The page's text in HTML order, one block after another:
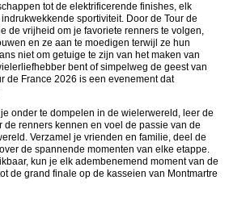
tot de elektrificerende finishes, elk
sportiviteit. Door de Tour de
de vrijheid om je favoriete renners te volgen,
en ze aan te moedigen terwijl ze hun
niet om getuige te zijn van het maken van
bent of simpelweg de geest van
de France 2026 is een evenement dat
onder te dompelen in de wielerwereld, leer de
renners kennen en voel de passie van de
Verzamel je vrienden en familie, deel de
de spannende momenten van elke etappe.
kun je elk adembenemend moment van de
de grand finale op de kasseien van Montmartre